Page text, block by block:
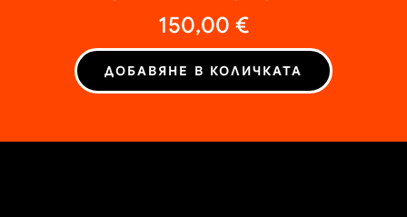
150,00 €
ДОБАВЯНЕ В КОЛИЧКАТА